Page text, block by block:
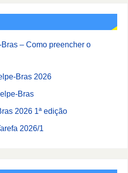
– Como preencher o
Bras 2026
Bras
2026 1ª edição
2026/1